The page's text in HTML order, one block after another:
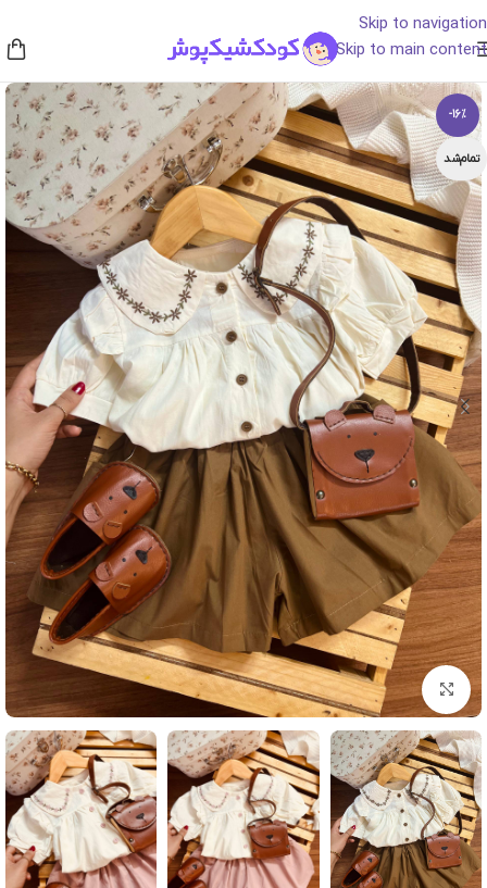
Skip to navigation
Skip to main content
-16%
تمام‌شد
بزرگنمایی تصویر